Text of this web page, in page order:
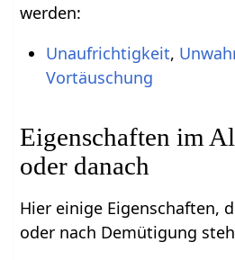
werden:
Unaufrichtigkeit,
Vortäuschung
Eigenschaften im
oder danach
Hier einige Eigenschaften,
oder nach Demütigung